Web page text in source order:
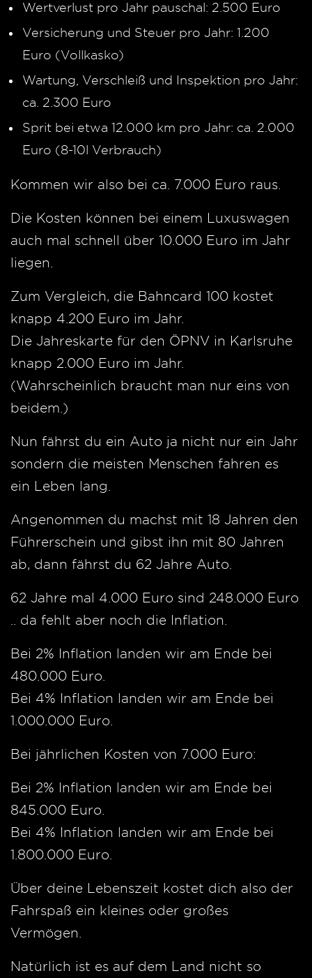
Wertverlust pro Jahr pauschal: 2.500 Euro
Versicherung und Steuer pro Jahr: 1.200
Euro (Vollkasko)
Wartung, Verschleiß und Inspektion pro Jahr:
ca. 2.300 Euro
Sprit bei etwa 12.000 km pro Jahr: ca. 2.000
Euro (8-10l Verbrauch)
Kommen wir also bei ca. 7.000 Euro raus.
Die Kosten können bei einem Luxuswagen
auch mal schnell über 10.000 Euro im Jahr
liegen.
Zum Vergleich, die Bahncard 100 kostet
knapp 4.200 Euro im Jahr.
Die Jahreskarte für den ÖPNV in Karlsruhe
knapp 2.000 Euro im Jahr.
(Wahrscheinlich braucht man nur eins von
beidem.)
Nun fährst du ein Auto ja nicht nur ein Jahr
sondern die meisten Menschen fahren es
ein Leben lang.
Angenommen du machst mit 18 Jahren den
Führerschein und gibst ihn mit 80 Jahren
ab, dann fährst du 62 Jahre Auto.
62 Jahre mal 4.000 Euro sind 248.000 Euro
.. da fehlt aber noch die Inflation.
Bei 2% Inflation landen wir am Ende bei
480.000 Euro.
Bei 4% Inflation landen wir am Ende bei
1.000.000 Euro.
Bei jährlichen Kosten von 7.000 Euro:
Bei 2% Inflation landen wir am Ende bei
845.000 Euro.
Bei 4% Inflation landen wir am Ende bei
1.800.000 Euro.
Über deine Lebenszeit kostet dich also der
Fahrspaß ein kleines oder großes
Vermögen.
Natürlich ist es auf dem Land nicht so